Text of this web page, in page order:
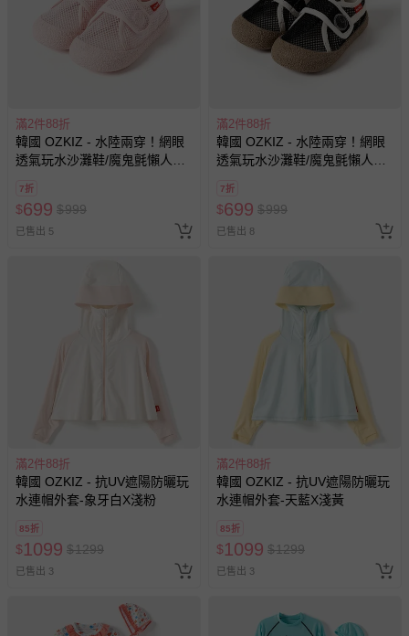
若您對於會員帳號、商品訂購與資訊、購物流程、付款方
式、折價券與購物金的使用、退貨及商品運送方式等有疑
問，你可詳見：
預購商品：預購為海外同步代購，遇缺貨即會通知媽咪並協
商品如因「價格、組合」等錯誤原因，導致無法安排出貨，
會主動以簡訊及mail通知訂單取消事宜，並將提供適當補
償。
滿2件88折
韓國 OZKIZ - 水陸兩穿！網眼
透氣玩水沙灘鞋/魔鬼氈懶人鞋-
7折
$699 $999
已售出 5
滿2件88折
韓國 OZKIZ - 水陸兩穿！網眼
透氣玩水沙灘鞋/魔鬼氈懶人鞋-
7折
$699 $999
已售出 8
滿2件88折
韓國 OZKIZ - 抗UV遮陽防曬玩
水連帽外套-象牙白X淺粉
85折
$1099 $1299
已售出 3
滿2件88折
韓國 OZKIZ - 抗UV遮陽防曬玩
水連帽外套-天藍X淺黃
85折
$1099 $1299
已售出 3